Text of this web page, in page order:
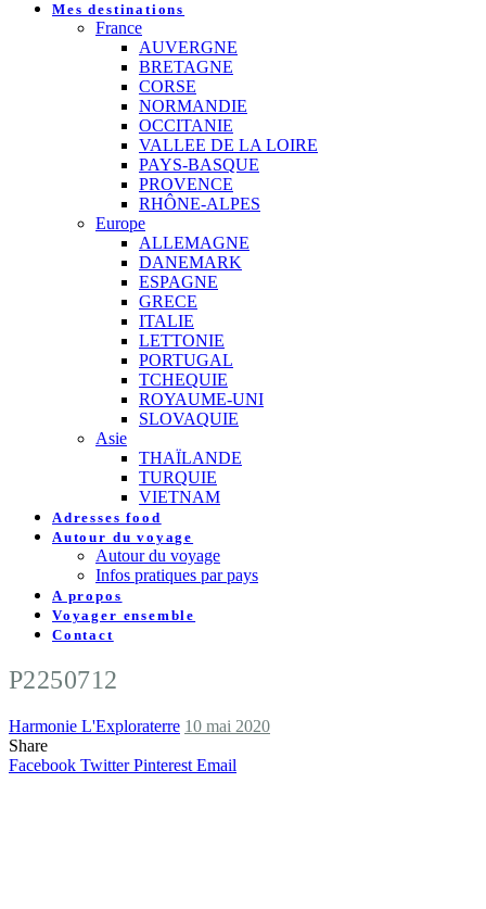
Mes destinations
France
AUVERGNE
BRETAGNE
CORSE
NORMANDIE
OCCITANIE
VALLEE DE LA LOIRE
PAYS-BASQUE
PROVENCE
RHÔNE-ALPES
Europe
ALLEMAGNE
DANEMARK
ESPAGNE
GRECE
ITALIE
LETTONIE
PORTUGAL
TCHEQUIE
ROYAUME-UNI
SLOVAQUIE
Asie
THAÏLANDE
TURQUIE
VIETNAM
Adresses food
Autour du voyage
Autour du voyage
Infos pratiques par pays
A propos
Voyager ensemble
Contact
P2250712
Harmonie L'Exploraterre 10 mai 2020
Share
Facebook Twitter Pinterest Email